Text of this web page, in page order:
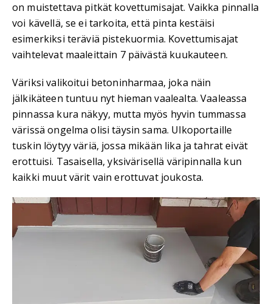
on muistettava pitkät kovettumisajat. Vaikka pinnalla
voi kävellä, se ei tarkoita, että pinta kestäisi
esimerkiksi teräviä pistekuormia. Kovettumisajat
vaihtelevat maaleittain 7 päivästä kuukauteen.
Väriksi valikoitui betoninharmaa, joka näin
jälkikäteen tuntuu nyt hieman vaalealta. Vaaleassa
pinnassa kura näkyy, mutta myös hyvin tummassa
värissä ongelma olisi täysin sama. Ulkoportaille
tuskin löytyy väriä, jossa mikään lika ja tahrat eivät
erottuisi. Tasaisella, yksivärisellä väripinnalla kun
kaikki muut värit vain erottuvat joukosta.